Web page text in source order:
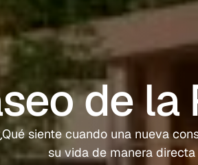
de la
siente cuando una nueva
su vida de manera